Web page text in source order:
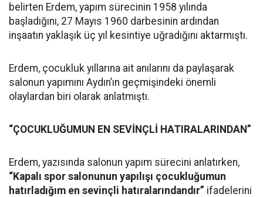
belirten Erdem, yapım sürecinin 1958 yılında
başladığını, 27 Mayıs 1960 darbesinin ardından
inşaatın yaklaşık üç yıl kesintiye uğradığını aktarmıştı.
Erdem, çocukluk yıllarına ait anılarını da paylaşarak
salonun yapımını Aydın’ın geçmişindeki önemli
olaylardan biri olarak anlatmıştı.
“ÇOCUKLUĞUMUN EN SEVİNÇLİ HATIRALARINDAN”
Erdem, yazısında salonun yapım sürecini anlatırken,
“Kapalı spor salonunun yapılışı çocukluğumun
hatırladığım en sevinçli hatıralarındandır” ifadelerini